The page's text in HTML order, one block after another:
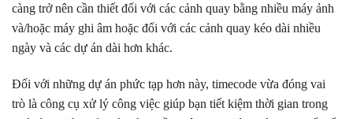
càng trở nên cần thiết đối với các cảnh quay bằng nhiều máy ảnh
và/hoặc máy ghi âm hoặc đối với các cảnh quay kéo dài nhiều
ngày và các dự án dài hơn khác.
Đối với những dự án phức tạp hơn này, timecode vừa đóng vai
trò là công cụ xử lý công việc giúp bạn tiết kiệm thời gian trong